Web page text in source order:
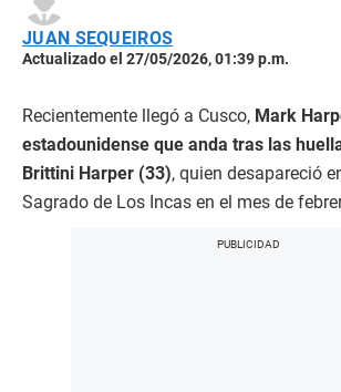
JUAN SEQUEIROS
Actualizado el 27/05/2026, 01:39 p.m.
Recientemente llegó a Cusco, Mark
estadounidense que anda tras las
Brittini Harper (33), quien desapareció
Sagrado de Los Incas en el mes de